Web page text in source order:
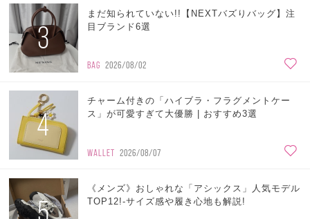
3
まだ知られていない!!【NEXTバズりバッグ】注
目ブランド6選
BAG 2026/08/02
4
チャーム付きの「ハイブラ・フラグメントケー
ス」が可愛すぎて大優勝 | おすすめ3選
WALLET 2026/08/07
《メンズ》おしゃれな「アシックス」人気モデル
TOP12!-サイズ感や履き心地も解説!